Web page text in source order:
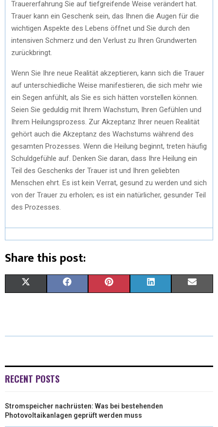
Trauererfahrung Sie auf tiefgreifende Weise verändert hat.
Trauer kann ein Geschenk sein, das Ihnen die Augen für die
wichtigen Aspekte des Lebens öffnet und Sie durch den
intensiven Schmerz und den Verlust zu Ihren Grundwerten
zurückbringt.
Wenn Sie Ihre neue Realität akzeptieren, kann sich die Trauer
auf unterschiedliche Weise manifestieren, die sich mehr wie
ein Segen anfühlt, als Sie es sich hätten vorstellen können.
Seien Sie geduldig mit Ihrem Wachstum, Ihren Gefühlen und
Ihrem Heilungsprozess. Zur Akzeptanz Ihrer neuen Realität
gehört auch die Akzeptanz des Wachstums während des
gesamten Prozesses. Wenn die Heilung beginnt, treten häufig
Schuldgefühle auf. Denken Sie daran, dass Ihre Heilung ein
Teil des Geschenks der Trauer ist und Ihren geliebten
Menschen ehrt. Es ist kein Verrat, gesund zu werden und sich
von der Trauer zu erholen; es ist ein natürlicher, gesunder Teil
des Prozesses.
Share this post:
W
E
E
K
T
S
K
N
I
RECENT POSTS
Stromspeicher nachrüsten: Was bei bestehenden
Photovoltaikanlagen geprüft werden muss